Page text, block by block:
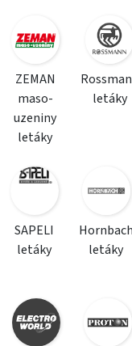
ZEMAN
maso-
uzeniny
letáky
letáky
SAPELI
letáky
Hornbach
letáky